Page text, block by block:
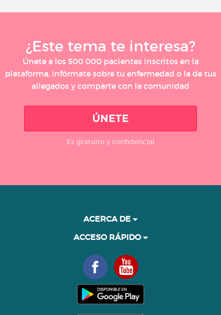
¿Este tema te interesa?
Únete a los 500 000 pacientes inscritos en la
plataforma, infórmate sobre tu enfermedad o la de tus
allegados y comparte con la comunidad
ÚNETE
Es gratuito y confidencial
ACERCA DE
ACCESO RÁPIDO